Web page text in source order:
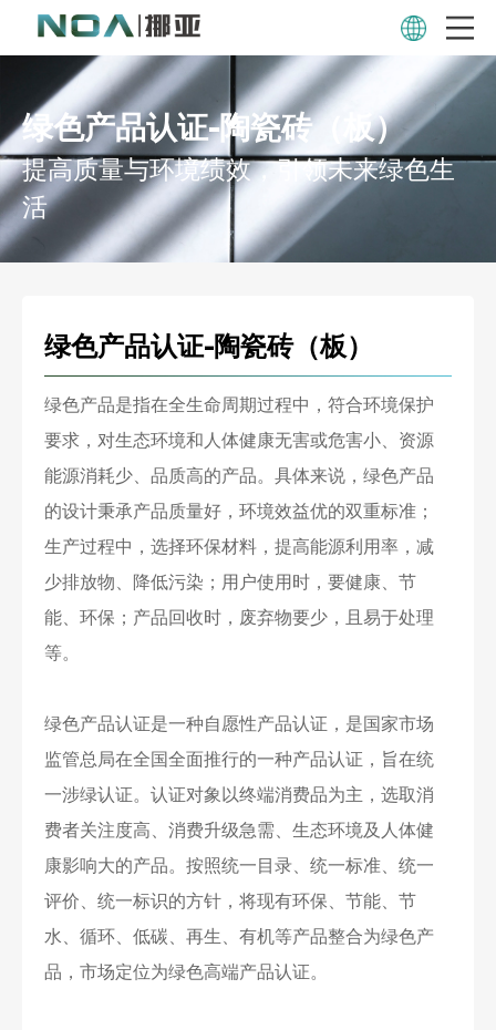
绿色产品认证-陶瓷砖（板）
提高质量与环境绩效，引领未来绿色生
活
绿色产品认证-陶瓷砖（板）
绿色产品是指在全生命周期过程中，符合环境保护
要求，对生态环境和人体健康无害或危害小、资源
能源消耗少、品质高的产品。具体来说，绿色产品
的设计秉承产品质量好，环境效益优的双重标准；
生产过程中，选择环保材料，提高能源利用率，减
少排放物、降低污染；用户使用时，要健康、节
能、环保；产品回收时，废弃物要少，且易于处理
等。
绿色产品认证是一种自愿性产品认证，是国家市场
监管总局在全国全面推行的一种产品认证，旨在统
一涉绿认证。认证对象以终端消费品为主，选取消
费者关注度高、消费升级急需、生态环境及人体健
康影响大的产品。按照统一目录、统一标准、统一
评价、统一标识的方针，将现有环保、节能、节
水、循环、低碳、再生、有机等产品整合为绿色产
品，市场定位为绿色高端产品认证。